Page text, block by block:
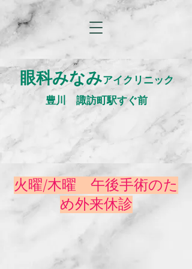
眼科みなみアイクリニック
​豊川 諏訪町駅すぐ前
​火曜/木曜 午後手術のた
め外来休診